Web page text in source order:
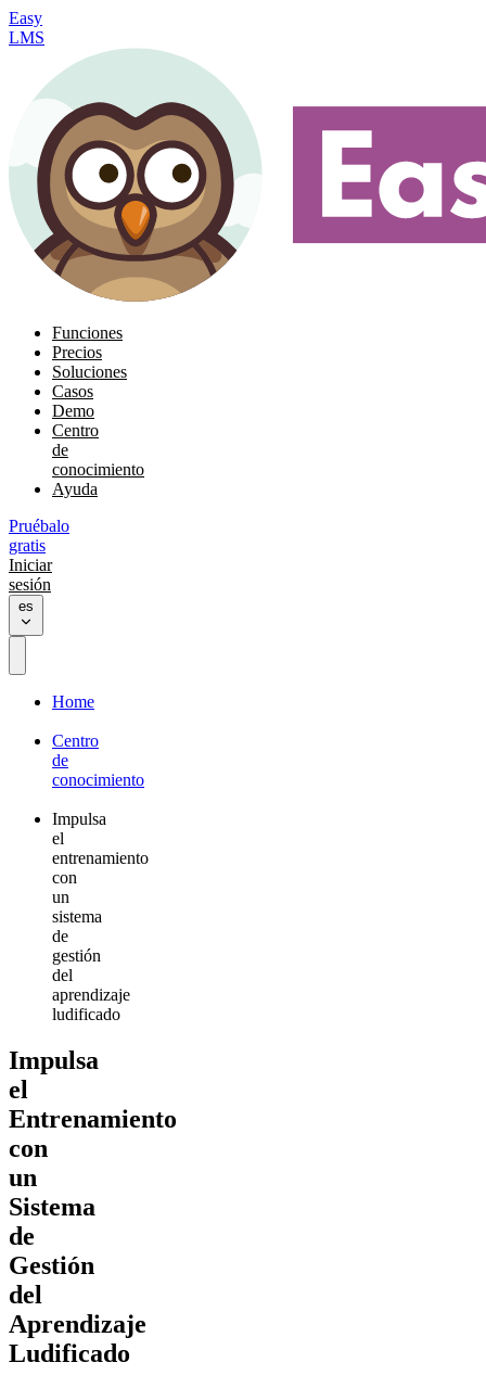
Easy
LMS
Funciones
Precios
Soluciones
Casos
Demo
Centro
de
conocimiento
Ayuda
Pruébalo
gratis
Iniciar
sesión
es
Home
Centro
de
conocimiento
Impulsa
el
entrenamiento
con
un
sistema
de
gestión
del
aprendizaje
ludificado
Impulsa
el
Entrenamiento
con
un
Sistema
de
Gestión
del
Aprendizaje
Ludificado